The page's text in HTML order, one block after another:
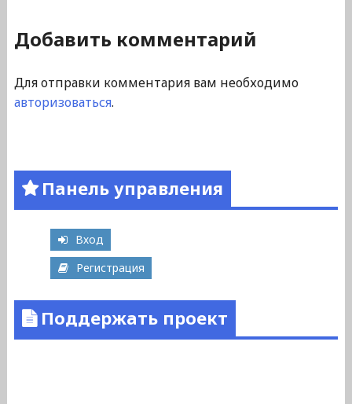
Добавить комментарий
Для отправки комментария вам необходимо
авторизоваться.
Панель управления
Вход
Регистрация
Поддержать проект